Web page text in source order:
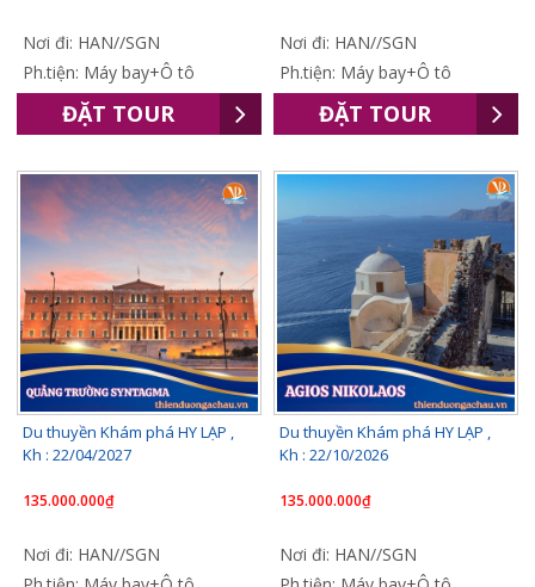
Nơi đi: HAN//SGN
Ph.tiện: Máy bay+Ô tô
ĐẶT TOUR
Nơi đi: HAN//SGN
Ph.tiện: Máy bay+Ô tô
ĐẶT TOUR
Du thuyền Khám phá HY LẠP ,
Kh : 22/04/2027
135.000.000₫
Nơi đi: HAN//SGN
Du thuyền Khám phá HY LẠP ,
Kh : 22/10/2026
135.000.000₫
Nơi đi: HAN//SGN